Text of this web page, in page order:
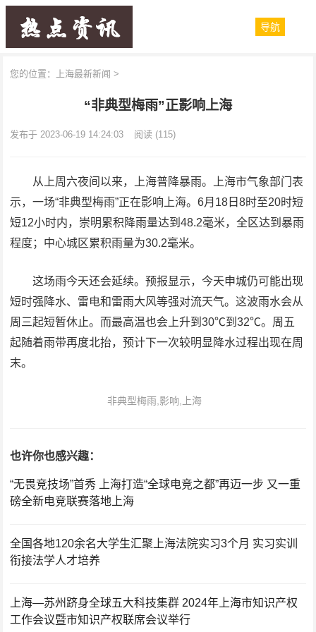
导航
您的位置： 上海最新新闻 >
“非典型梅雨”正影响上海
发布于 2023-06-19 14:24:03 阅读 (115)
从上周六夜间以来，上海普降暴雨。上海市气象部门表
示，一场“非典型梅雨”正在影响上海。6月18日8时至20时短
短12小时内，崇明累积降雨量达到48.2毫米，全区达到暴雨
程度；中心城区累积雨量为30.2毫米。
这场雨今天还会延续。预报显示，今天申城仍可能出现
短时强降水、雷电和雷雨大风等强对流天气。这波雨水会从
周三起短暂休止。而最高温也会上升到30℃到32℃。周五
起随着雨带再度北抬，预计下一次较明显降水过程出现在周
末。
非典型梅雨,影响,上海
也许你也感兴趣：
“无畏竞技场”首秀 上海打造“全球电竞之都”再迈一步 又一重
磅全新电竞联赛落地上海
全国各地120余名大学生汇聚上海法院实习3个月 实习实训
衔接法学人才培养
上海—苏州跻身全球五大科技集群 2024年上海市知识产权
工作会议暨市知识产权联席会议举行